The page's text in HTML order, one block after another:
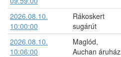
2026.08.10.
10:00:00
Rákoskert
sugárút
2026.08.10.
10:06:00
Maglód,
Auchan áruház